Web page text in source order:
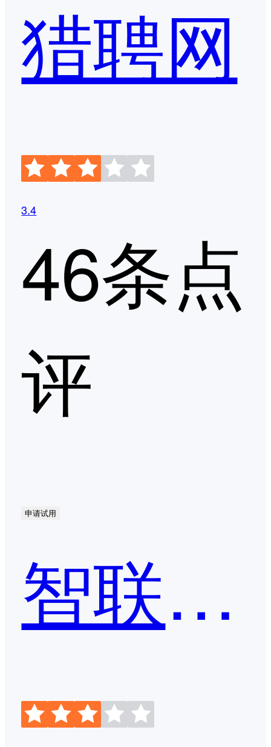
猎聘网
3.4
46条点
评
申请试用
智联招聘